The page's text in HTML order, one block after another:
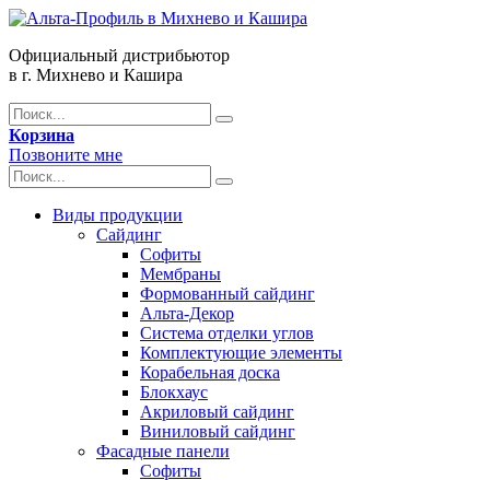
Официальный дистрибьютор
в г. Михнево и Кашира
Корзина
Позвоните мне
Виды продукции
Сайдинг
Софиты
Мембраны
Формованный сайдинг
Альта-Декор
Система отделки углов
Комплектующие элементы
Корабельная доска
Блокхаус
Акриловый сайдинг
Виниловый сайдинг
Фасадные панели
Софиты